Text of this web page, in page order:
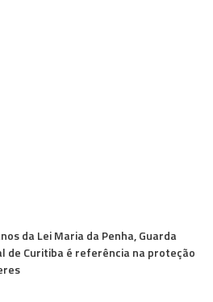
da Lei Maria da Penha, Guarda
de Curitiba é referência na proteção